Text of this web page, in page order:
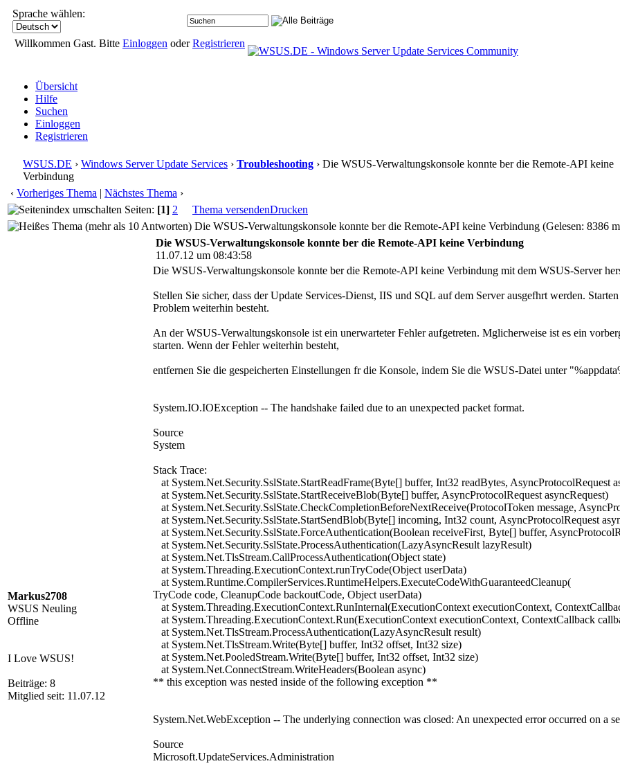
Sprache wählen:
Willkommen Gast. Bitte Einloggen oderRegistrieren
Übersicht
Hilfe
Suchen
Einloggen
Registrieren
WSUS.DE › Windows Server Update Services › Troubleshooting › Die WSUS-Verwaltungskonsole konnte ber die Remote-API keine
Verbindung
‹ Vorheriges Thema | Nächstes Thema ›
Seiten: [1] 2 Thema versendenDrucken
Die WSUS-Verwaltungskonsole konnte ber die Remote-API keine Verbindung (Gelesen: 8386
Markus2708
WSUS Neuling
Offline
I Love WSUS!
Beiträge: 8
Mitglied seit: 11.07.12
Die WSUS-Verwaltungskonsole konnte ber die Remote-API keine Verbindung
11.07.12 um 08:43:58
Die WSUS-Verwaltungskonsole konnte ber die Remote-API keine Verbindung mit dem WSUS-Server
Stellen Sie sicher, dass der Update Services-Dienst, IIS und SQL auf dem Server ausgefhrt werden.
Problem weiterhin besteht.
An der WSUS-Verwaltungskonsole ist ein unerwarteter Fehler aufgetreten. Mglicherweise ist es ein
starten. Wenn der Fehler weiterhin besteht,
entfernen Sie die gespeicherten Einstellungen fr die Konsole, indem Sie die WSUS-Datei unter
System.IO.IOException -- The handshake failed due to an unexpected packet format.
Source
System
Stack Trace:
at System.Net.Security.SslState.StartReadFrame(Byte[] buffer, Int32 readBytes, AsyncProtocolRequest
at System.Net.Security.SslState.StartReceiveBlob(Byte[] buffer, AsyncProtocolRequest asyncRequest)
at System.Net.Security.SslState.CheckCompletionBeforeNextReceive(ProtocolToken message,
at System.Net.Security.SslState.StartSendBlob(Byte[] incoming, Int32 count, AsyncProtocolRequest
at System.Net.Security.SslState.ForceAuthentication(Boolean receiveFirst, Byte[] buffer,
at System.Net.Security.SslState.ProcessAuthentication(LazyAsyncResult lazyResult)
at System.Net.TlsStream.CallProcessAuthentication(Object state)
at System.Threading.ExecutionContext.runTryCode(Object userData)
at System.Runtime.CompilerServices.RuntimeHelpers.ExecuteCodeWithGuaranteedCleanup(
TryCode code, CleanupCode backoutCode, Object userData)
at System.Threading.ExecutionContext.RunInternal(ExecutionContext executionContext,
at System.Threading.ExecutionContext.Run(ExecutionContext executionContext, ContextCallback
at System.Net.TlsStream.ProcessAuthentication(LazyAsyncResult result)
at System.Net.TlsStream.Write(Byte[] buffer, Int32 offset, Int32 size)
at System.Net.PooledStream.Write(Byte[] buffer, Int32 offset, Int32 size)
at System.Net.ConnectStream.WriteHeaders(Boolean async)
** this exception was nested inside of the following exception **
System.Net.WebException -- The underlying connection was closed: An unexpected error occurred on a
Source
Microsoft.UpdateServices.Administration